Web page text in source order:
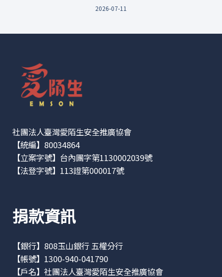
2026-07-11
社團法人臺灣愛陌生安全推廣協會
【統編】80034864
【立案字號】台內團字第1130002039號
【法登字號】113證第000017號
捐款資訊
【銀行】808玉山銀行 五權分行
【帳號】1300-940-041790
【戶名】社團法人臺灣愛陌生安全推廣協會